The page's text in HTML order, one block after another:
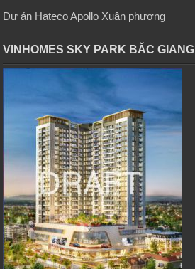
Dự án Hateco Apollo Xuân phương
VINHOMES SKY PARK BĂC GIANG